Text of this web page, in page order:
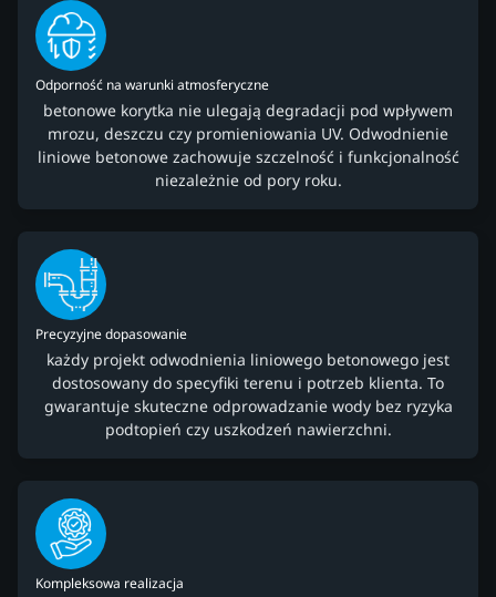
Odporność na warunki atmosferyczne
betonowe korytka nie ulegają degradacji pod wpływem
mrozu, deszczu czy promieniowania UV. Odwodnienie
liniowe betonowe zachowuje szczelność i funkcjonalność
niezależnie od pory roku.
Precyzyjne dopasowanie
każdy projekt odwodnienia liniowego betonowego jest
dostosowany do specyfiki terenu i potrzeb klienta. To
gwarantuje skuteczne odprowadzanie wody bez ryzyka
podtopień czy uszkodzeń nawierzchni.
Kompleksowa realizacja